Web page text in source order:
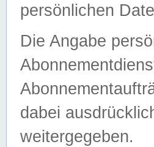
persönlichen
Die Angabe
dabei
weitergegeben.